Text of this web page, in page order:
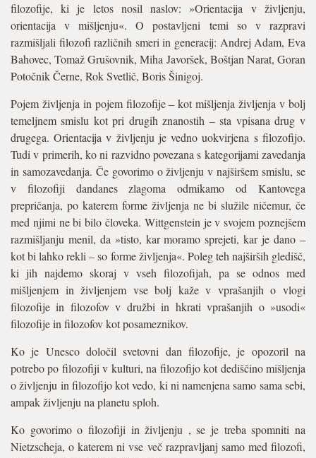
filozofije, ki je letos nosil naslov: »Orientacija v življenju,
orientacija v mišljenju«. O postavljeni temi so v razpravi
razmišljali filozofi različnih smeri in generacij: Andrej Adam, Eva
Bahovec, Tomaž Grušovnik, Miha Javoršek, Boštjan Narat, Goran
Potočnik Černe, Rok Svetlič, Boris Šinigoj.
Pojem življenja in pojem filozofije – kot mišljenja življenja v bolj
temeljnem smislu kot pri drugih znanostih – sta vpisana drug v
drugega. Orientacija v življenju je vedno uokvirjena s filozofijo.
Tudi v primerih, ko ni razvidno povezana s kategorijami zavedanja
in samo­zavedanja. Če govorimo o življenju v najširšem smislu, se
v filozofiji dandanes zlagoma odmikamo od Kantovega
prepričanja, po katerem forme življenja ne bi služile ničemur, če
med njimi ne bi bilo človeka. Wittgenstein je v svojem poznejšem
razmišljanju menil, da »tisto, kar moramo sprejeti, kar je dano –
kot bi lahko rekli – so forme življenja«. Poleg teh najširših gledišč,
ki jih najdemo skoraj v vseh filozofijah, pa se odnos med
mišljenjem in življenjem vse bolj kaže v vprašanjih o vlogi
filozofije in filozofov v družbi in hkrati vprašanjih o »usodi«
filozofije in filozofov kot posameznikov.
Ko je Unesco določil svetovni dan filozofije, je opozoril na
potrebo po filozofiji v kulturi, na filozofijo kot dediščino mišljenja
o življenju in filozofijo kot vedo, ki ni namenjena samo sama sebi,
ampak življenju na planetu sploh.
Ko govorimo o filozofiji in življenju , se je treba spomniti na
Nietzscheja, o katerem ni vse več razpravljanj samo med filozofi,